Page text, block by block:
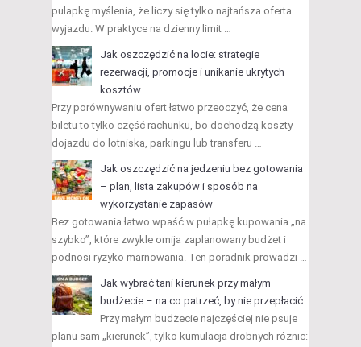
pułapkę myślenia, że liczy się tylko najtańsza oferta
wyjazdu. W praktyce na dzienny limit …
Jak oszczędzić na locie: strategie
rezerwacji, promocje i unikanie ukrytych
kosztów
Przy porównywaniu ofert łatwo przeoczyć, że cena
biletu to tylko część rachunku, bo dochodzą koszty
dojazdu do lotniska, parkingu lub transferu …
Jak oszczędzić na jedzeniu bez gotowania
– plan, lista zakupów i sposób na
wykorzystanie zapasów
Bez gotowania łatwo wpaść w pułapkę kupowania „na
szybko”, które zwykle omija zaplanowany budżet i
podnosi ryzyko marnowania. Ten poradnik prowadzi …
Jak wybrać tani kierunek przy małym
budżecie – na co patrzeć, by nie przepłacić
Przy małym budżecie najczęściej nie psuje
planu sam „kierunek”, tylko kumulacja drobnych różnic: